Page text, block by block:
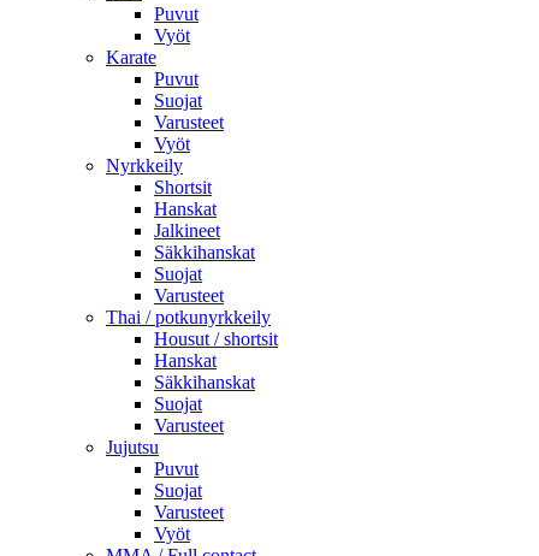
Puvut
Vyöt
Karate
Puvut
Suojat
Varusteet
Vyöt
Nyrkkeily
Shortsit
Hanskat
Jalkineet
Säkkihanskat
Suojat
Varusteet
Thai / potkunyrkkeily
Housut / shortsit
Hanskat
Säkkihanskat
Suojat
Varusteet
Jujutsu
Puvut
Suojat
Varusteet
Vyöt